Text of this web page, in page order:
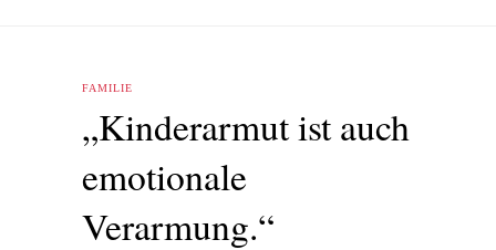
FAMILIE
„Kinderarmut ist auch
emotionale
Verarmung.“